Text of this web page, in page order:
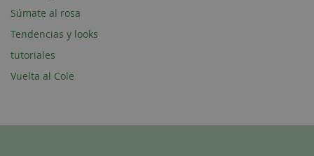
Súmate al rosa
Tendencias y looks
tutoriales
Vuelta al Cole